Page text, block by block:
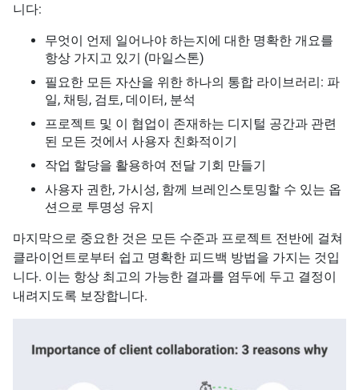
니다:
무엇이 언제 일어나야 하는지에 대한 명확한 개요를
항상 가지고 있기 (마일스톤)
필요한 모든 자산을 위한 하나의 통합 라이브러리: 파
일, 채팅, 검토, 데이터, 분석
프로젝트 및 이 협업이 존재하는 디지털 공간과 관련
된 모든 것에서 사용자 친화적이기
작업 할당을 활용하여 전달 기회 만들기
사용자 권한, 가시성, 함께 브레인스토밍할 수 있는 옵
션으로 투명성 유지
마지막으로 중요한 것은 모든 수준과 프로젝트 전반에 걸쳐
클라이언트로부터 쉽고 명확한 피드백 방법을 가지는 것입
니다. 이는 항상 최고의 가능한 결과를 염두에 두고 결정이
내려지도록 보장합니다.